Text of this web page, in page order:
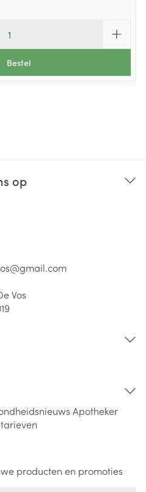
Bestel
op
gmail.com
Vos
Apotheker
producten en promoties